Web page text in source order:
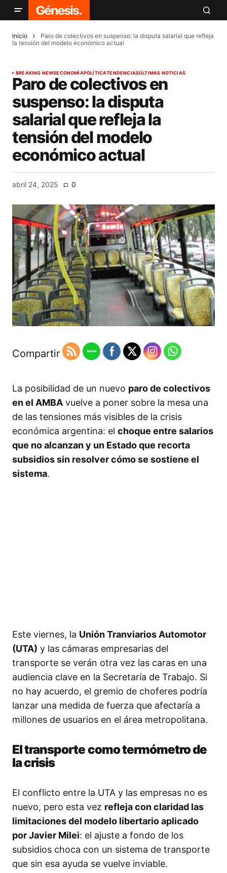
Inicio
Paro de colectivos en suspenso: la disputa salarial que refleja
la tensión del modelo económico actual
BREAKING NEWSECONOMÍAPOLÍTICATENDENCIASÚLTIMAS NOTICIAS
Paro de colectivos en
suspenso: la disputa
salarial que refleja la
tensión del modelo
económico actual
abril 24, 2025 0
Compartir
La posibilidad de un nuevo paro de colectivos
en el AMBA vuelve a poner sobre la mesa una
de las tensiones más visibles de la crisis
económica argentina: el choque entre salarios
que no alcanzan y un Estado que recorta
subsidios sin resolver cómo se sostiene el
sistema.
Este viernes, la Unión Tranviarios Automotor
(UTA) y las cámaras empresarias del
transporte se verán otra vez las caras en una
audiencia clave en la Secretaría de Trabajo. Si
no hay acuerdo, el gremio de choferes podría
lanzar una medida de fuerza que afectaría a
millones de usuarios en el área metropolitana.
El transporte como termómetro de
la crisis
El conflicto entre la UTA y las empresas no es
nuevo, pero esta vez refleja con claridad las
limitaciones del modelo libertario aplicado
por Javier Milei: el ajuste a fondo de los
subsidios choca con un sistema de transporte
que sin esa ayuda se vuelve inviable.